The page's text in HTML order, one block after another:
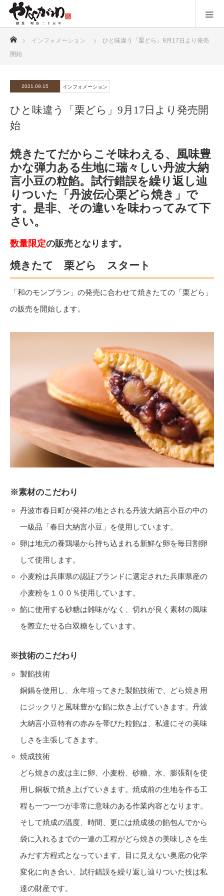
インフォメーション
ひと味違う「栗どら」9月17日より発売
開始
2021.09.15 インフォメーション
ひと味違う「栗どら」9月17日より発売開
始
焼きたてだからこそ味わえる、風味豊
かな弾力ある生地に瑞々しい丹波大納
言小豆の粒餡。試行錯誤を繰り返し辿
りついた「丹波伝心栗どら焼き」で
す。是非、その違いを味わってみて下
さい。
数量限定の販売となります。
焼きたて 栗どら スタート
「和のモンブラン」の発売に合わせて焼きたての「栗どら」
の販売を開始します。
※素材のこだわり
丹波市春日町が発祥の地とされる丹波大納言小豆の中の
一級品「春日大納言小豆」を使用しています。
卵は地元の養鶏場から持ち込まれる新鮮な卵を毎日割卵
して使用します。
小麦粉は兵庫県の認証ブランドに選定された兵庫県産の
小麦粉を１００％使用しています。
餡に使用する砂糖は雑味がなく、切れが良く素材の風味
を際立たせる白双糖をしています。
※技術のこだわり
製餡技術
銅鍋を使用し、永年培ってきた製餡技術で、どら焼き用
にジックリと風味豊かな餡に炊き上げていきます。丹波
大納言小豆特有の赤みを帯びた粒餡は、私達にその美味
しさを主張してきます。
焼成技術
どら焼きの皮は主に卵、小麦粉、砂糖、水、膨張剤を使
用し銅板で焼き上げていきます。焼成前の生地を作る工
程も一つ一つが非常に意味のある作業内容となります。
そして焼成の温度、時間、更には焼成後の餡包んでから
袋に入れるまでの一連の工程がどら焼きの美味しさを生
みだす方程式となっています。目に見えない奥底の化学
変化に向き合い、試行錯誤を繰り返し辿りついた技は私
達の財産です。